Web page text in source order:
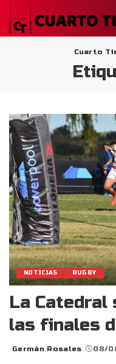
Cuarto
NOTICIAS RUGBY
La Catedral
las finales
Posted
Germán Rosales 08/